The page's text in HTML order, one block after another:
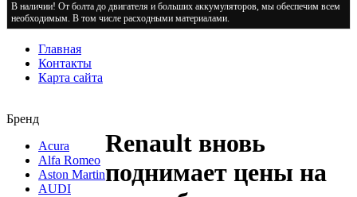
В наличии! От болта до двигателя и больших аккумуляторов, мы обеспечим всем
необходимым. В том числе расходными материалами.
Главная
Контакты
Карта сайта
Бренд
Acura
Alfa Romeo
Aston Martin
AUDI
Renault вновь
поднимает цены на